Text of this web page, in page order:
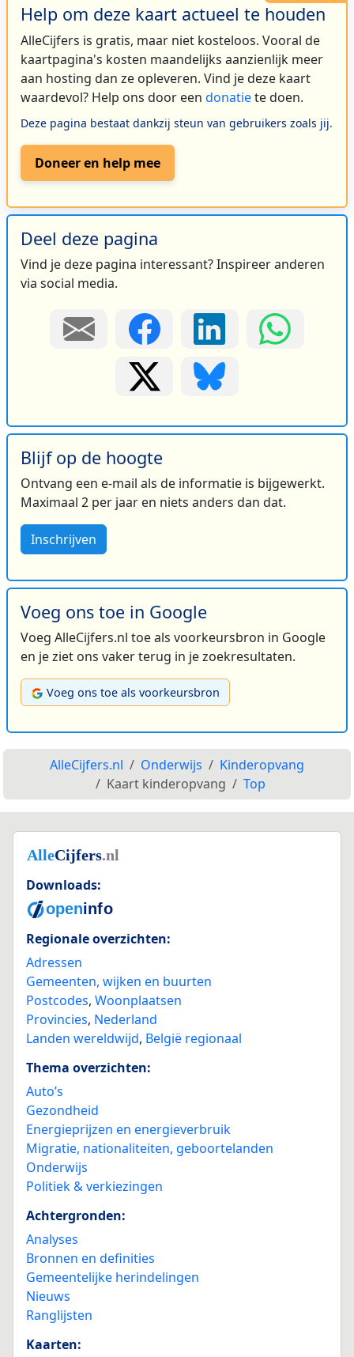
Help om deze kaart actueel te houden
AlleCijfers is gratis, maar niet kosteloos. Vooral de
kaartpagina's kosten maandelijks aanzienlijk meer
aan hosting dan ze opleveren. Vind je deze kaart
waardevol? Help ons door een donatiete doen.
Deze pagina bestaat dankzij steun van gebruikers zoals jij.
Doneer en help mee
Deel deze pagina
Vind je deze pagina interessant? Inspireer anderen
via social media.
Blijf op de hoogte
Ontvang een e-mail als de informatie is bijgewerkt.
Maximaal 2 per jaar en niets anders dan dat.
Inschrijven
Voeg ons toe in Google
Voeg AlleCijfers.nl toe als voorkeursbron in Google
en je ziet ons vaker terug in je zoekresultaten.
Voeg ons toe als voorkeursbron
AlleCijfers.nl Onderwijs
Kinderopvang
Kaart kinderopvang
Top
Downloads:
Regionale overzichten:
Adressen
Gemeenten, wijken en buurten
Postcodes, Woonplaatsen
Provincies, Nederland
Landen wereldwijd, België regionaal
Thema overzichten:
Auto’s
Gezondheid
Energieprijzen en energieverbruik
Migratie, nationaliteiten, geboortelanden
Onderwijs
Politiek & verkiezingen
Achtergronden:
Analyses
Bronnen en definities
Gemeentelijke herindelingen
Nieuws
Ranglijsten
Kaarten: